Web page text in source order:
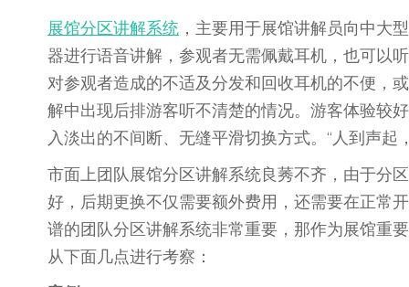
展馆分区讲解系统 ，主要用于展馆讲解员向中大
器进行语音讲解，参观者无需佩戴耳机，也可以
对参观者造成的不适及分发和回收耳机的不便，
解中出现后排游客听不清楚的情况。游客体验较
入淡出的不间断、无缝平滑切换方式。“人到声起
市面上团队展馆分区讲解系统良莠不齐，由于分
好，后期更换不仅需要额外费用，还需要在正常
谱的团队分区讲解系统非常重要，那作为展馆重
从下面几点进行考察：